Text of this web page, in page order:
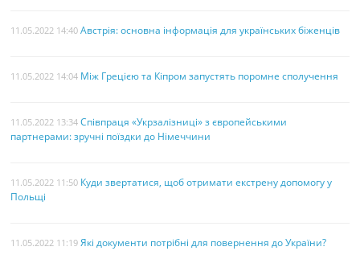
11.05.2022 14:40 Австрія: основна інформація для українських біженців
11.05.2022 14:04 Між Грецією та Кіпром запустять поромне сполучення
11.05.2022 13:34 Співпраця «Укрзалізниці» з європейськими
партнерами: зручні поїздки до Німеччини
11.05.2022 11:50 Куди звертатися, щоб отримати екстрену допомогу у
Польщі
11.05.2022 11:19 Які документи потрібні для повернення до України?